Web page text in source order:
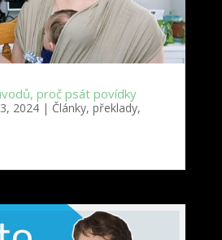
proč psát povídky
2024| Články, překlady,